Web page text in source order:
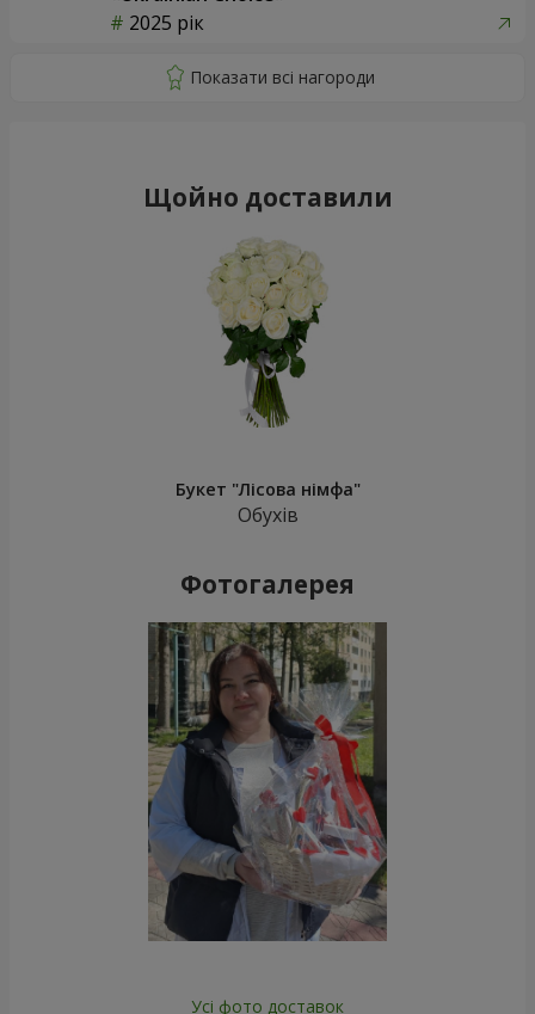
2025 рік
Щойно доставили
Букет "Лісова німфа"
Обухів
Фотогалерея
Усі фото доставок